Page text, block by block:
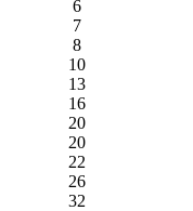
6
7
8
10
13
16
20
20
22
26
32